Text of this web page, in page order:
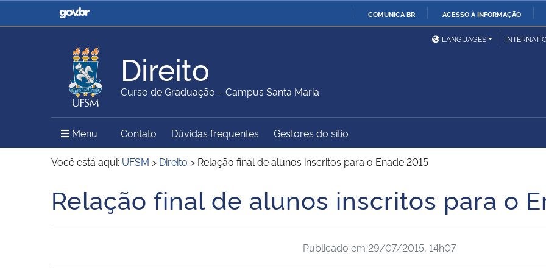
COMUNICA BR ACESSO À INFORMAÇÃO
Casa Civil
Ministério da Justiça e
Ministério da Defesa
Ministério das Relações
Exteriores
Ministério da Agricultura,
Pecuária e Abastecimento
Ministério da Educação
Ministério do Meio Ambiente Ministério do Turismo
Ministério do
Desenvolvimento Regional
União
Secretaria de Governo
Gabinete de Segurança
Advocacia-Geral da União Banco Central do Brasil
LANGUAGES
Direito
Curso de Graduação – Campus Santa Maria
Menu Menu Principal do Sítio
Contato Dúvidas frequentes Gestores do sítio
Você está aqui: UFSM > Direito > Relação final de alunos inscritos para o Enade 2015
Início do conteúdo
Relação final de alunos inscritos para o
Publicado em 29/07/2015, 14h07